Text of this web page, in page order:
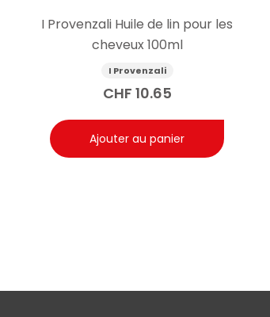
I Provenzali Huile de lin pour les
cheveux 100ml
I Provenzali
CHF 10.65
Ajouter au panier